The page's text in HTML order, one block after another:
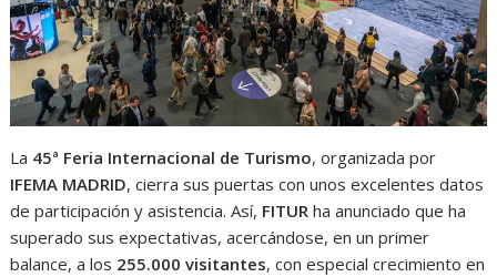
La 45ª Feria Internacional de Turismo, organizada por
IFEMA MADRID, cierra sus puertas con unos excelentes datos
de participación y asistencia. Así, FITUR ha anunciado que ha
superado sus expectativas, acercándose, en un primer
balance, a los 255.000 visitantes, con especial crecimiento en